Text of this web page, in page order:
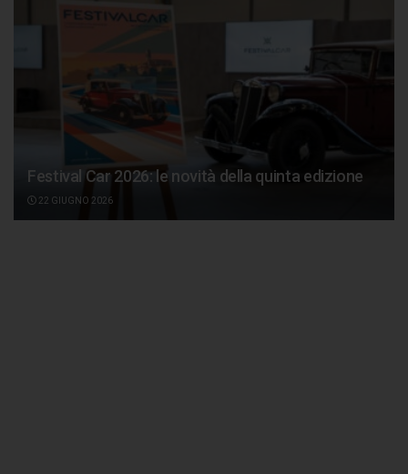
Festival Car 2026: le novità della quinta edizione
22 GIUGNO 2026